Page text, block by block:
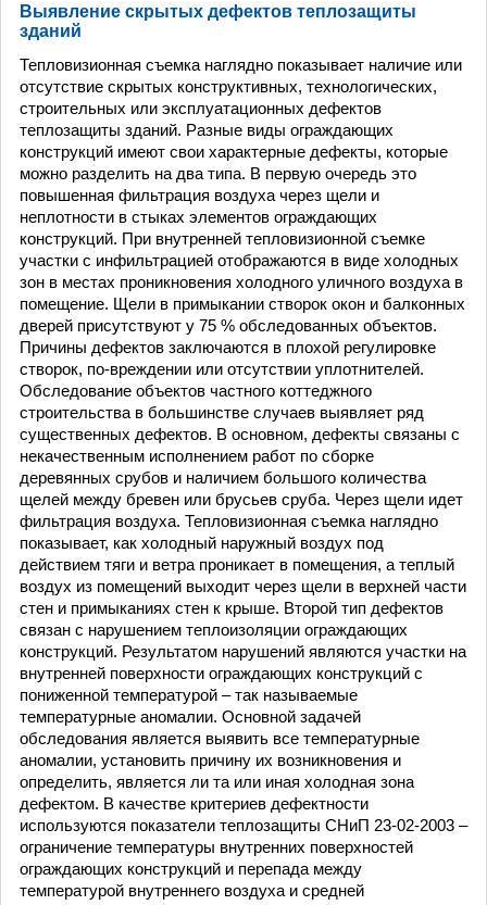
Выявление скрытых дефектов теплозащиты
зданий
Тепловизионная съемка наглядно показывает наличие или
отсутствие скрытых конструктивных, технологических,
строительных или эксплуатационных дефектов
теплозащиты зданий. Разные виды ограждающих
конструкций имеют свои характерные дефекты, которые
можно разделить на два типа. В первую очередь это
повышенная фильтрация воздуха через щели и
неплотности в стыках элементов ограждающих
конструкций. При внутренней тепловизионной съемке
участки с инфильтрацией отображаются в виде холодных
зон в местах проникновения холодного уличного воздуха в
помещение. Щели в примыкании створок окон и балконных
дверей присутствуют у 75 % обследованных объектов.
Причины дефектов заключаются в плохой регулировке
створок, по-вреждении или отсутствии уплотнителей.
Обследование объектов частного коттеджного
строительства в большинстве случаев выявляет ряд
существенных дефектов. В основном, дефекты связаны с
некачественным исполнением работ по сборке
деревянных срубов и наличием большого количества
щелей между бревен или брусьев сруба. Через щели идет
фильтрация воздуха. Тепловизионная съемка наглядно
показывает, как холодный наружный воздух под
действием тяги и ветра проникает в помещения, а теплый
воздух из помещений выходит через щели в верхней части
стен и примыканиях стен к крыше. Второй тип дефектов
связан с нарушением теплоизоляции ограждающих
конструкций. Результатом нарушений являются участки на
внутренней поверхности ограждающих конструкций с
пониженной температурой – так называемые
температурные аномалии. Основной задачей
обследования является выявить все температурные
аномалии, установить причину их возникновения и
определить, является ли та или иная холодная зона
дефектом. В качестве критериев дефектности
используются показатели теплозащиты СНиП 23-02-2003 –
ограничение температуры внутренних поверхностей
ограждающих конструкций и перепада между
температурой внутреннего воздуха и средней